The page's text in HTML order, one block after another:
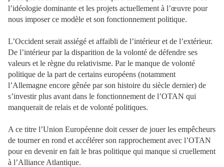
l’idéologie dominante et les projets actuellement à l’œuvre pour
nous imposer ce modèle et son fonctionnement politique.
L’Occident serait assiégé et affaibli de l’intérieur et de l’extérieur.
De l’intérieur par la disparition de la volonté de défendre ses
valeurs et le règne du relativisme. Par le manque de volonté
politique de la part de certains européens (notamment
l’Allemagne encore gênée par son histoire du siècle dernier) de
s’investir plus avant dans le fonctionnement de l’OTAN qui
manquerait de relais et de volonté politiques.
A ce titre l’Union Européenne doit cesser de jouer les empêcheurs
de tourner en rond et accélérer son rapprochement avec l’OTAN
pour en devenir en fait le bras politique qui manque si cruellement
à l’Alliance Atlantique.